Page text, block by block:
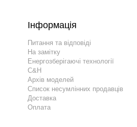
Інформація
Питання та відповіді
На замітку
Енергозберігаючі технології
C&H
Архів моделей
Список несумлінних продавців
Доставка
Оплата